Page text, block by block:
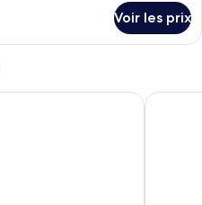
Voir les prix